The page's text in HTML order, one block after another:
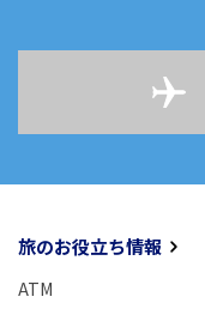
旅のお役立ち情報
ATM